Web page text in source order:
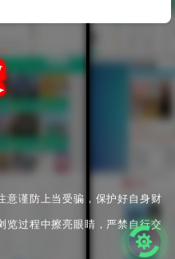
意谨防上当受骗，保护好自身财
览过程中擦亮眼睛，严禁自行交